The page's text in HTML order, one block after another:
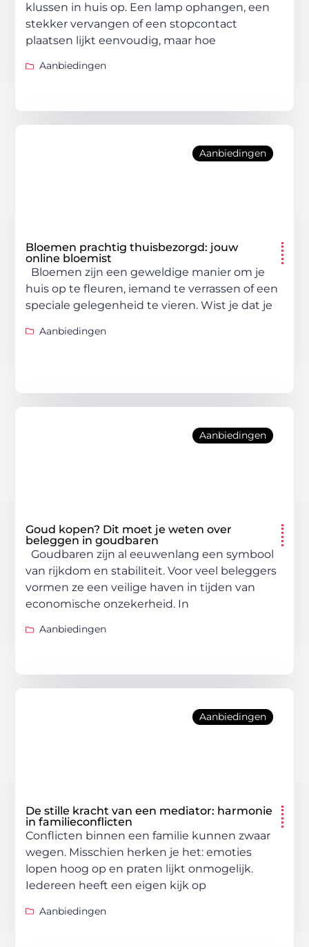
klussen in huis op. Een lamp ophangen, een
stekker vervangen of een stopcontact
plaatsen lijkt eenvoudig, maar hoe
Aanbiedingen
Aanbiedingen
Bloemen prachtig thuisbezorgd: jouw
online bloemist
Bloemen zijn een geweldige manier om je
huis op te fleuren, iemand te verrassen of een
speciale gelegenheid te vieren. Wist je dat je
Aanbiedingen
Aanbiedingen
Goud kopen? Dit moet je weten over
beleggen in goudbaren
Goudbaren zijn al eeuwenlang een symbool
van rijkdom en stabiliteit. Voor veel beleggers
vormen ze een veilige haven in tijden van
economische onzekerheid. In
Aanbiedingen
Aanbiedingen
De stille kracht van een mediator: harmonie
in familieconflicten
Conflicten binnen een familie kunnen zwaar
wegen. Misschien herken je het: emoties
lopen hoog op en praten lijkt onmogelijk.
Iedereen heeft een eigen kijk op
Aanbiedingen